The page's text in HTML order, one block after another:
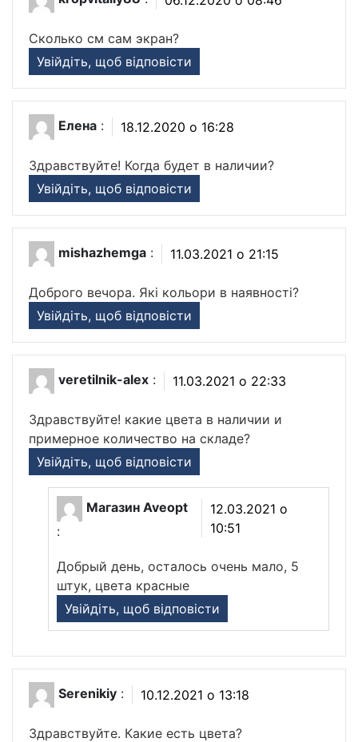
Сколько см сам экран?
Увійдіть, щоб відповісти
Елена : 18.12.2020 о 16:28
Здравствуйте! Когда будет в наличии?
Увійдіть, щоб відповісти
mishazhemga : 11.03.2021 о 21:15
Доброго вечора. Які кольори в наявності?
Увійдіть, щоб відповісти
veretilnik-alex : 11.03.2021 о 22:33
Здравствуйте! какие цвета в наличии и
примерное количество на складе?
Увійдіть, щоб відповісти
Магазин Aveopt
:
12.03.2021 о
10:51
Добрый день, осталось очень мало, 5
штук, цвета красные
Увійдіть, щоб відповісти
Serenikiy : 10.12.2021 о 13:18
Здравствуйте. Какие есть цвета?